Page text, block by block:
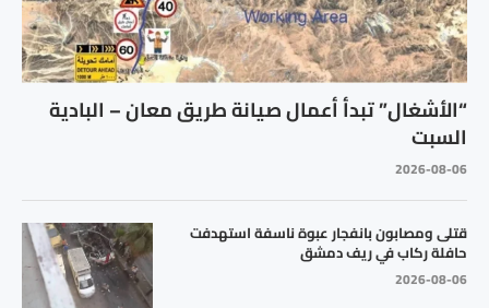
“الأشغال” تبدأ أعمال صيانة طريق معان – البادية
السبت
2026-08-06
قتلى ومصابون بانفجار عبوة ناسفة استهدفت
حافلة ركاب في ريف دمشق
2026-08-06